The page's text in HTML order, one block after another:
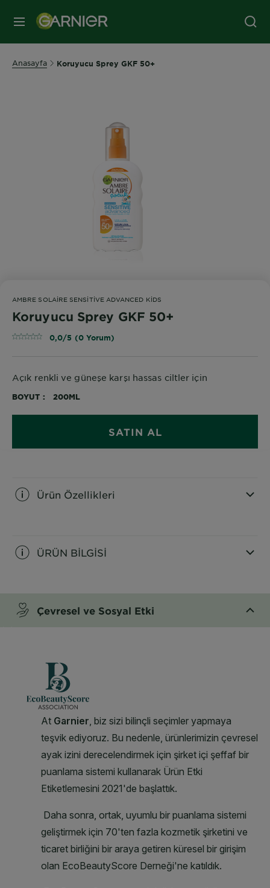
MENÜ
Anasayfa Koruyucu Sprey GKF 50+
AMBRE SOLAIRE SENSITIVE ADVANCED KIDS
Koruyucu Sprey GKF 50+
0,0/5 (0 Yorum)
Açık renkli ve güneşe karşı hassas ciltler için
BOYUT 200ML
SATIN AL
Ürün Özellikleri
ÜRÜN BİLGİSİ
Çevresel ve Sosyal Etki